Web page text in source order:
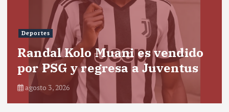
Deportes
Randal Kolo Muani es vendido
por PSG y regresa a Juventus
agosto 3, 2026